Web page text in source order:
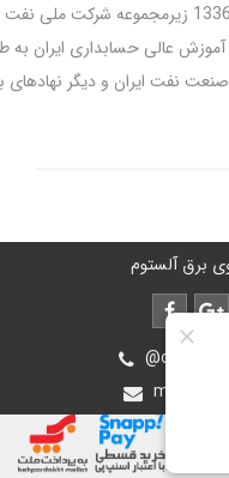
ایران صحبت کنم. دانشکده‌ای که در سال 1336 زیرمجموعه شرکت ملی نفت ایران
حسابداری ایران به طور
ایران و دیگر نهادهای بزرگ
آلستوم